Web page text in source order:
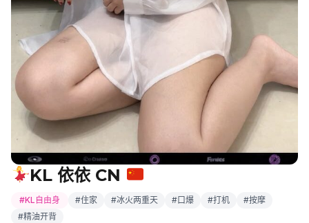
KL 依依 CN
#KL自由身 #住家 #冰火两重天 #口爆 #打机
#按摩
#精油开背